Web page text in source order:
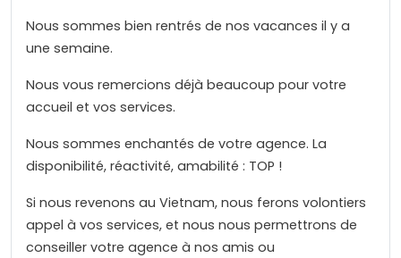
Nous sommes bien rentrés de nos vacances il y a
une semaine.
Nous vous remercions déjà beaucoup pour votre
accueil et vos services.
Nous sommes enchantés de votre agence. La
disponibilité, réactivité, amabilité : TOP !
Si nous revenons au Vietnam, nous ferons volontiers
appel à vos services, et nous nous permettrons de
conseiller votre agence à nos amis ou